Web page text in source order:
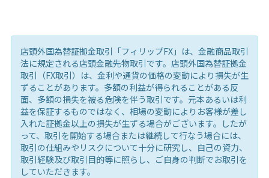
店頭外国為替証拠金取引「フィリップFX」は、金融商品取引
法に規定される店頭金融先物取引です。店頭外国為替証拠金
取引（FX取引）は、金利や通貨の価格の変動により損失が生
ずることがあります。多額の利益が得られることがある反
面、多額の損失を被る危険を伴う取引です。元本あるいは利
益を保証するものではなく、相場の変動によりお客様が差し
入れた証拠金以上の損失が生ずる場合がございます。したが
って、取引を開始する場合または継続して行なう場合には、
取引の仕組みやリスクについて十分に研究し、自己の資力、
取引経験及び取引目的等に照らし、ご自身の判断でお取引を
していただきます。